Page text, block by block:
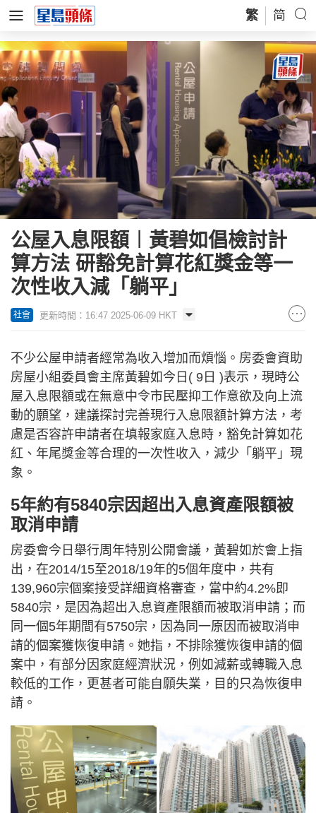
繁 简
公屋入息限額︱黃碧如倡檢討計
算方法 研豁免計算花紅獎金等一
次性收入減「躺平」
社會 更新時間：16:47 2025-06-09 HKT
不少公屋申請者經常為收入增加而煩惱。房委會資助
房屋小組委員會主席黃碧如今日( 9日 )表示，現時公
屋入息限額或在無意中令市民壓抑工作意欲及向上流
動的願望，建議探討完善現行入息限額計算方法，考
慮是否容許申請者在填報家庭入息時，豁免計算如花
紅、年尾獎金等合理的一次性收入，減少「躺平」現
象。
5年約有5840宗因超出入息資產限額被
取消申請
房委會今日舉行周年特別公開會議，黃碧如於會上指
出，在2014/15至2018/19年的5個年度中，共有
139,960宗個案接受詳細資格審查，當中約4.2%即
5840宗，是因為超出入息資產限額而被取消申請；而
同一個5年期間有5750宗，因為同一原因而被取消申
請的個案獲恢復申請。她指，不排除獲恢復申請的個
案中，有部分因家庭經濟狀況，例如減薪或轉職入息
較低的工作，更甚者可能自願失業，目的只為恢復申
請。